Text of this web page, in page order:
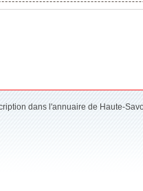
dans l'annuaire de Haute-